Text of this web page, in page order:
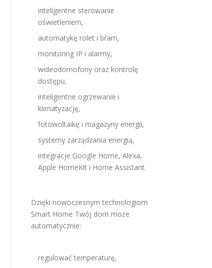
inteligentne sterowanie
oświetleniem,
automatykę rolet i bram,
monitoring IP i alarmy,
wideodomofony oraz kontrolę
dostępu,
inteligentne ogrzewanie i
klimatyzację,
fotowoltaikę i magazyny energii,
systemy zarządzania energią,
integracje Google Home, Alexa,
Apple HomeKit i Home Assistant.
Dzięki nowoczesnym technologiom
Smart Home Twój dom może
automatycznie:
regulować temperaturę,